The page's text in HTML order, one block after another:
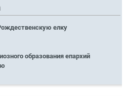
елку
образования епархий